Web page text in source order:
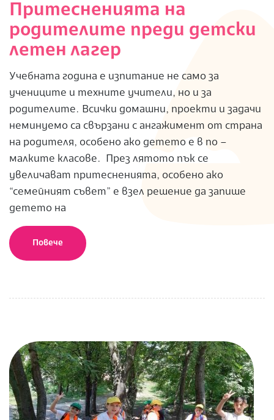
Притесненията на
родителите преди детски
летен лагер
Учебната година е изпитание не само за
учениците и техните учители, но и за
родителите. Всички домашни, проекти и задачи
неминуемо са свързани с ангажимент от страна
на родителя, особено ако детето е в по –
малките класове. През лятото пък се
увеличават притесненията, особено ако
“семейният съвет” е взел решение да запише
детето на
Повече